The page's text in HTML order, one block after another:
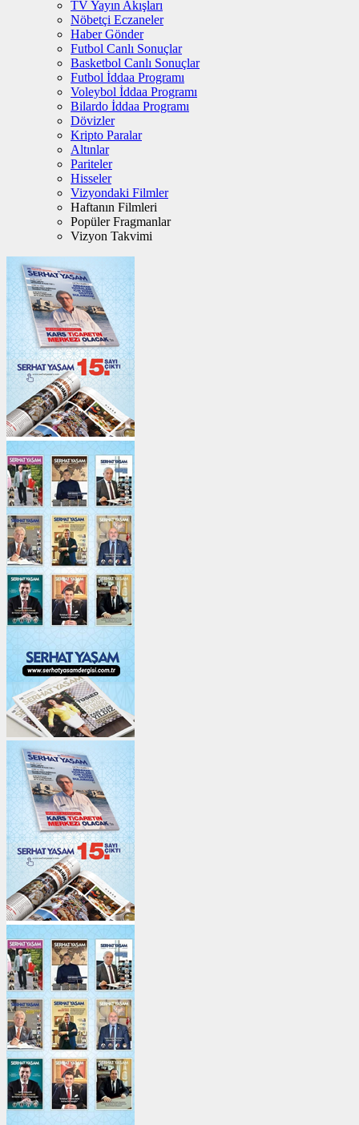
TV Yayın Akışları
Nöbetçi Eczaneler
Haber Gönder
Futbol Canlı Sonuçlar
Basketbol Canlı Sonuçlar
Futbol İddaa Programı
Voleybol İddaa Programı
Bilardo İddaa Programı
Dövizler
Kripto Paralar
Altınlar
Pariteler
Hisseler
Vizyondaki Filmler
Haftanın Filmleri
Popüler Fragmanlar
Vizyon Takvimi